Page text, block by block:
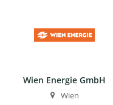
Wien Energie GmbH
Wien